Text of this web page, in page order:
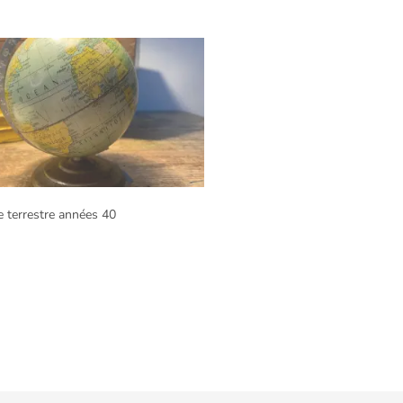
terrestre années 40